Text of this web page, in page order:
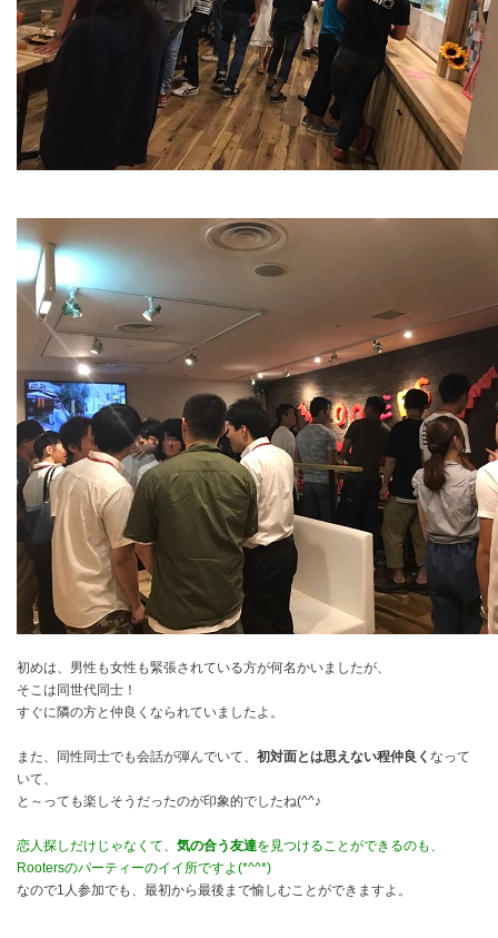
初めは、男性も女性も緊張されている方が何名かいましたが、
そこは同世代同士！
すぐに隣の方と仲良くなられていましたよ。
また、同性同士でも会話が弾んでいて、 初対面とは思えない程仲良く なって
いて、
と～っても楽しそうだったのが印象的でしたね(^^♪
恋人探しだけじゃなくて、 気の合う友達を見つけることができるのも、
Rootersのパーティーのイイ所ですよ(*^^*)
なので1人参加でも、最初から最後まで愉しむことができますよ。